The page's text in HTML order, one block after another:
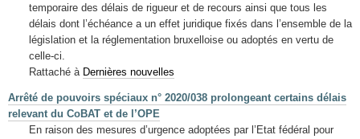
temporaire des délais de rigueur et de recours ainsi que tous les
délais dont l’échéance a un effet juridique fixés dans l’ensemble de la
législation et la réglementation bruxelloise ou adoptés en vertu de
celle-ci.
Rattaché à Dernières nouvelles
Arrêté de pouvoirs spéciaux n° 2020/038 prolongeant certains délais
relevant du CoBAT et de l’OPE
En raison des mesures d’urgence adoptées par l’Etat fédéral pour